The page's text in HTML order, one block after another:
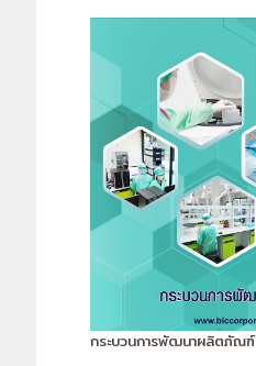
กระบวนการพัฒนาผลิตภัณฑ์